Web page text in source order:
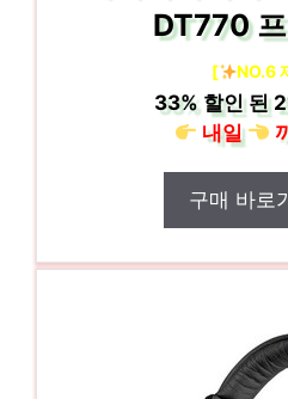
DT770
[ NO.6
33%할인 된
내일
구매 바로